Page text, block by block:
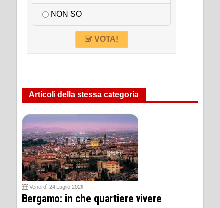
NON SO
VOTA!
Articoli della stessa categoria
Venerdì 24 Luglio 2026
Bergamo: in che quartiere vivere